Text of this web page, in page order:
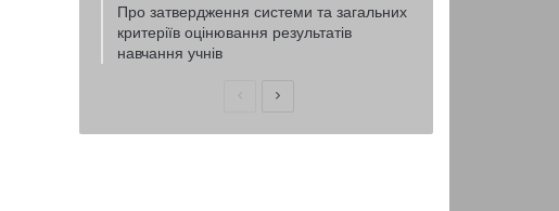
Про затвердження системи та загальних
критеріїв оцінювання результатів
навчання учнів
ПопередняНаступна